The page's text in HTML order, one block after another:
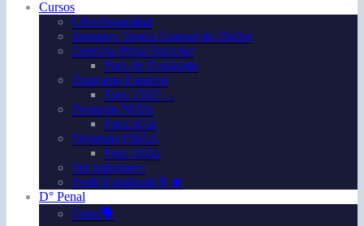
Cursos
CiberSeguridad
Intensivo Teoría General del Delito
Derecho Penal Superior
Foro de Postgrado
Programa Especial
Foro TE07…
Pregrado N03A
Foro n03a
Pregrado FS03A
Foro fs03a
Ver trabajos👀
Perfil Estudiantil👩‍🎓
D° Penal
Foros🗣️